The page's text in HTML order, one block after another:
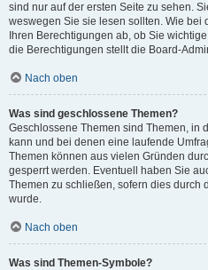
sind nur auf der ersten Seite zu sehen.
weswegen Sie sie lesen sollten. Wie bei
Ihren Berechtigungen ab, ob Sie
die Berechtigungen stellt die Board-
Nach oben
Was sind geschlossene Themen?
Geschlossene Themen sind Themen, in
kann und bei denen eine laufende
Themen können aus vielen Gründen
gesperrt werden. Eventuell haben Sie
Themen zu schließen, sofern dies durch
wurde.
Nach oben
Was sind Themen-Symbole?